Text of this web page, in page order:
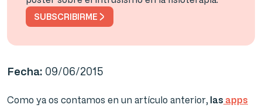
SUBSCRIBIRME
Fecha: 09/06/2015
Como ya os contamos en un artículo anterior, las apps